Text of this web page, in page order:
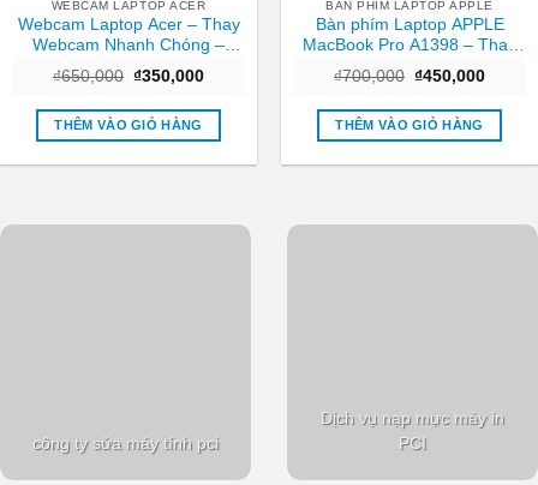
WEBCAM LAPTOP ACER
Webcam Laptop Acer – Thay
Webcam Nhanh Chóng –
Trung Tâm TPHCM
₫650,000 Giá
là:
₫650,000.
₫350,000Giá
tại
₫350,000.
THÊM VÀO GIỎ HÀNG
BAN PHIM LAPTOP APPLE
Bàn phím Laptop APPLE
MacBook Pro A1398 – Thay
Nhanh – Giá Rẻ TPHCM
₫700,000 Giá
là:
₫700,000.
₫450,000Giá
tại
THÊM VÀO GIỎ HÀNG
công ty sửa máy tính pci
Dịch vụ nạp mực máy in
PCI